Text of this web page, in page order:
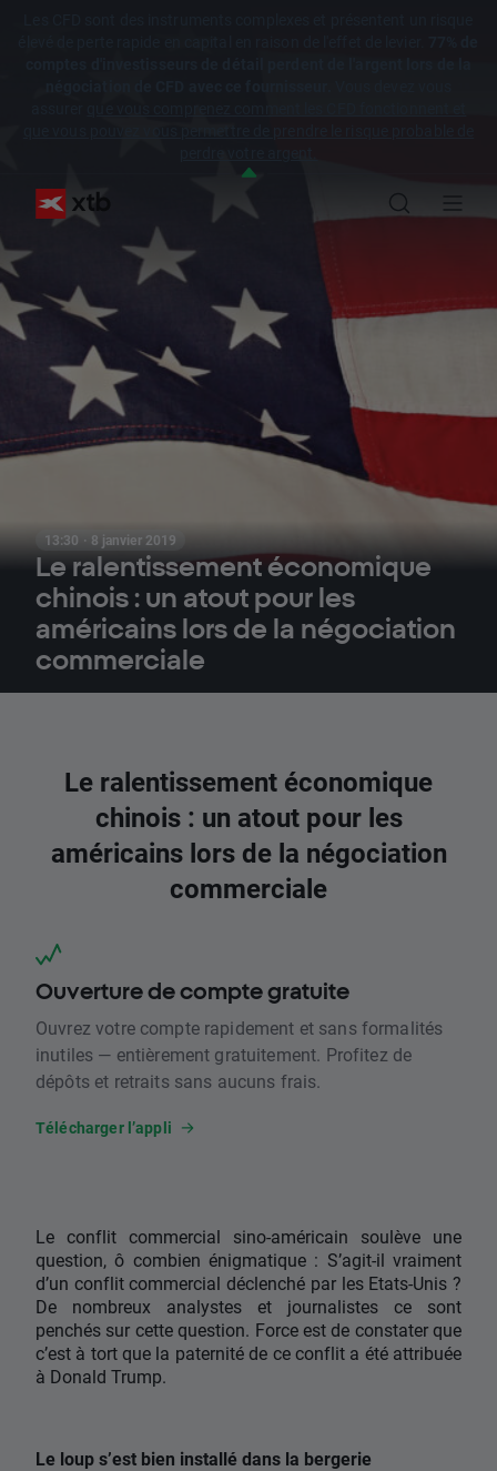
13:30 · 8 janvier 2019
Le ralentissement économique
chinois : un atout pour les
américains lors de la négociation
commerciale
Le ralentissement économique
chinois : un atout pour les
américains lors de la négociation
commerciale
Ouverture de compte gratuite
Ouvrez votre compte rapidement et sans formalités
inutiles — entièrement gratuitement. Profitez de
dépôts et retraits sans aucuns frais.
Télécharger l’appli
Le conflit commercial sino-américain soulève une
question, ô combien énigmatique : S’agit-il vraiment
d’un conflit commercial déclenché par les Etats-Unis ?
De nombreux analystes et journalistes ce sont
penchés sur cette question. Force est de constater que
c’est à tort que la paternité de ce conflit a été attribuée
à Donald Trump.
Le loup s’est bien installé dans la bergerie